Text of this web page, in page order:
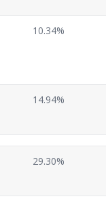
10.34%
14.94%
29.30%